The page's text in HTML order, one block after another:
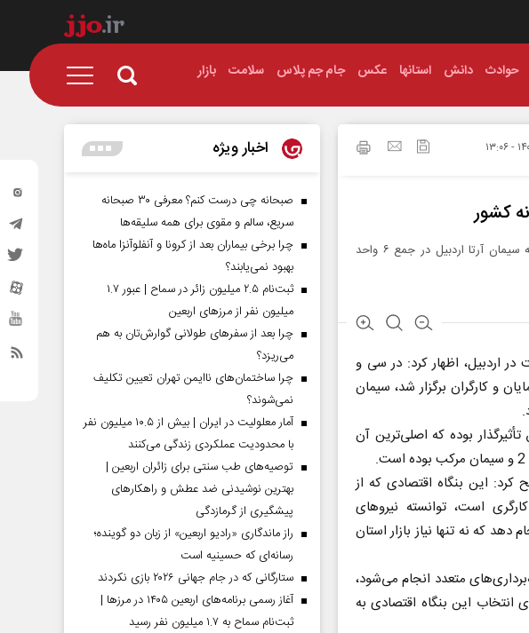
حوادث دانش استانها عکس جام جم پلاس سلامت بازار
کشور
رئیس سازمان صنعت، معدن و تجارت استان اردبیل گفت: کارخانه سیمان آرتا اردبیل در جمع ۶ واحد
در اردبیل، اظهار کرد: در سی و
و کارگران برگزار شد، سیمان
بوده که اصلی‌ترین آن
این بنگاه اقتصادی که از
است، توانسته نیروهای
که نه تنها نیاز بازار استان
متعدد انجام می‌‌شود،
انتخاب این بنگاه اقتصادی به
اخبار ویژه
صبحانه چی درست کنم؟ معرفی ۳۰ صبحانه
سریع، سالم و مقوی برای همه سلیقه‌ها
چرا برخی بیماران بعد از کرونا و آنفلوآنزا ماه‌ها
بهبود نمی‌یابند؟
ثبت‌نام ۲.۵ میلیون زائر در سماح | عبور ۱.۷
میلیون نفر از مرز‌های اربعین
چرا بعد از سفرهای طولانی گوارش‌تان به هم
می‌ریزد؟
چرا ساختمان‌های ناایمن تهران تعیین تکلیف
نمی‌شوند؟
آمار معلولیت در ایران | بیش از ۱۰.۵ میلیون نفر
با محدودیت عملکردی زندگی می‌کنند
توصیه‌های طب سنتی برای زائران اربعین |
بهترین نوشیدنی ضد عطش و راهکارهای
پیشگیری از گرمازدگی
راز ماندگاری «رادیو اربعین» از زبان دو گوینده؛
رسانه‌ای که حسینیه است
ستارگانی که در جام جهانی ۲۰۲۶ بازی نکردند
آغاز رسمی برنامه‌های اربعین ۱۴۰۵ در مرز‌ها |
ثبت‌نام سماح به ۱.۷ میلیون نفر رسید